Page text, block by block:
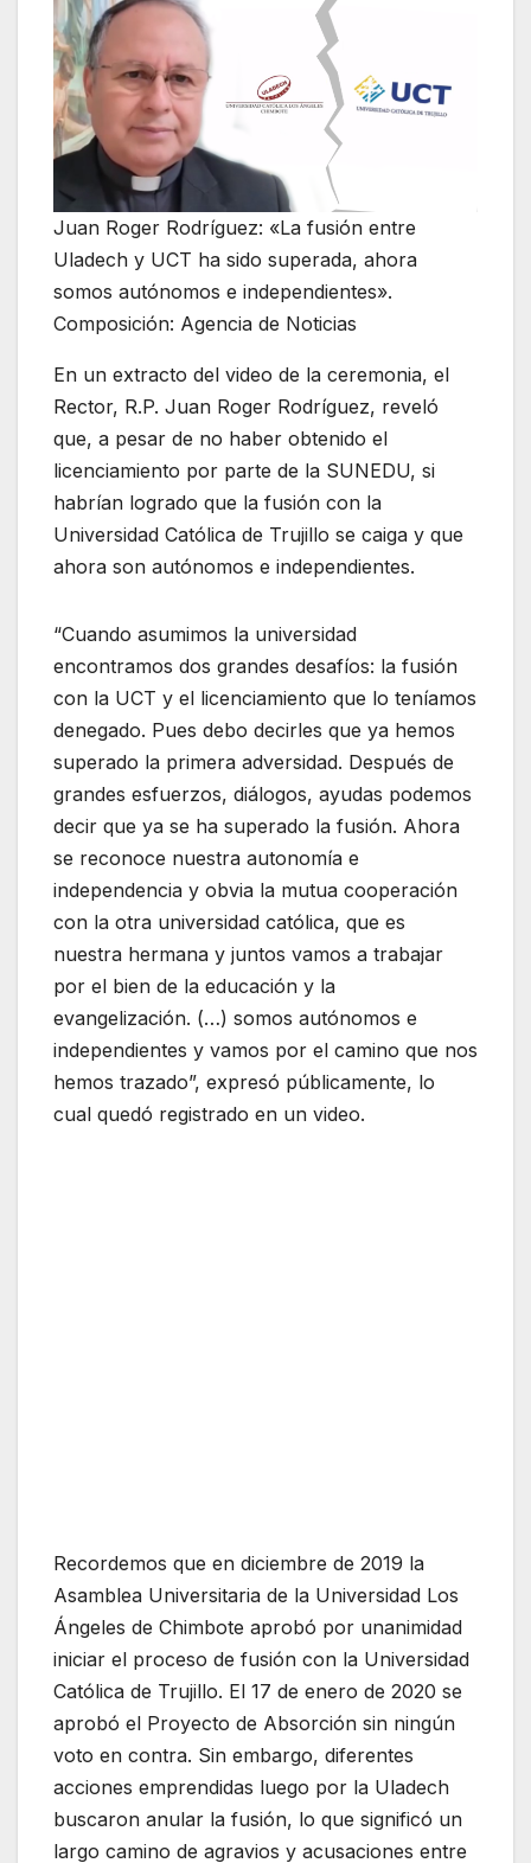
Juan Roger Rodríguez: «La fusión entre
Uladech y UCT ha sido superada, ahora
somos autónomos e independientes».
Composición: Agencia de Noticias
En un extracto del video de la ceremonia, el
Rector, R.P. Juan Roger Rodríguez, reveló
que, a pesar de no haber obtenido el
licenciamiento por parte de la SUNEDU, si
habrían logrado que la fusión con la
Universidad Católica de Trujillo se caiga y que
ahora son autónomos e independientes.
“Cuando asumimos la universidad
encontramos dos grandes desafíos: la fusión
con la UCT y el licenciamiento que lo teníamos
denegado. Pues debo decirles que ya hemos
superado la primera adversidad. Después de
grandes esfuerzos, diálogos, ayudas podemos
decir que ya se ha superado la fusión. Ahora
se reconoce nuestra autonomía e
independencia y obvia la mutua cooperación
con la otra universidad católica, que es
nuestra hermana y juntos vamos a trabajar
por el bien de la educación y la
evangelización. (…) somos autónomos e
independientes y vamos por el camino que nos
hemos trazado”, expresó públicamente, lo
cual quedó registrado en un video.
Recordemos que en diciembre de 2019 la
Asamblea Universitaria de la Universidad Los
Ángeles de Chimbote aprobó por unanimidad
iniciar el proceso de fusión con la Universidad
Católica de Trujillo. El 17 de enero de 2020 se
aprobó el Proyecto de Absorción sin ningún
voto en contra. Sin embargo, diferentes
acciones emprendidas luego por la Uladech
buscaron anular la fusión, lo que significó un
largo camino de agravios y acusaciones entre